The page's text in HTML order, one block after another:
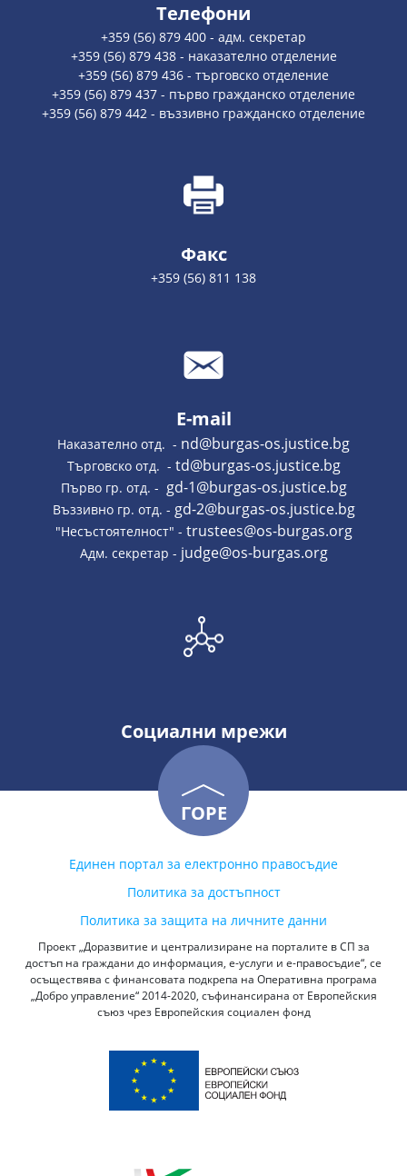
Телефони
+359 (56) 879 400 - адм. секретар
+359 (56) 879 438 - наказателно отделение
+359 (56) 879 436 - търговско отделение
+359 (56) 879 437 - първо гражданско отделение
+359 (56) 879 442 - въззивно гражданско отделение
Факс
+359 (56) 811 138
E-mail
Наказателно отд. - nd@burgas-os.justice.bg
Търговско отд. - td@burgas-os.justice.bg
Първо гр. отд. - gd-1@burgas-os.justice.bg
Въззивно гр. отд. - gd-2@burgas-os.justice.bg
"Несъстоятелност" - trustees@os-burgas.org
Адм. секретар - judge@os-burgas.org
Социални мрежи
ГОРЕ
Единен портал за електронно правосъдие
Политика за достъпност
Политика за защита на личните данни
Проект „Доразвитие и централизиране на порталите в СП за
достъп на граждани до информация, е-услуги и е-правосъдие“, се
осъществява с финансовата подкрепа на Оперативна програма
„Добро управление“ 2014-2020, съфинансирана от Европейския
съюз чрез Европейския социален фонд